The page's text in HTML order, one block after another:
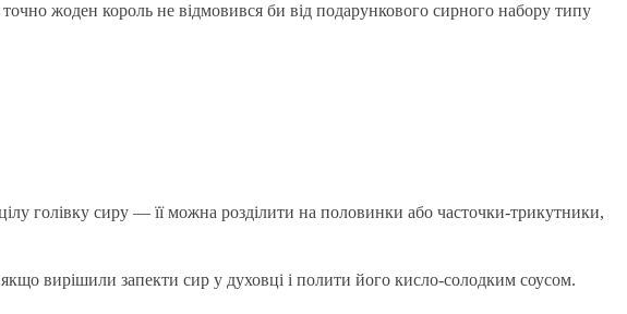
жоден король не відмовився би від подарункового сирного набору типу
голівку сиру — її можна розділити на половинки або часточки-трикутники,
вирішили запекти сир у духовці і полити його кисло-солодким соусом.